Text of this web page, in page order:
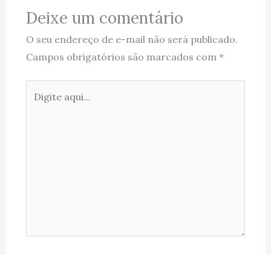
Deixe um comentário
O seu endereço de e-mail não será publicado.
Campos obrigatórios são marcados com *
aqui...